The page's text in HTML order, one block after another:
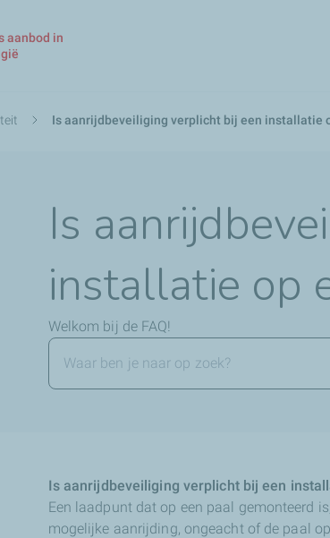
aanbod in
Is aanrijdbeveiliging verplicht bij een installatie
Is
installatie op
Welkom bij de FAQ!
Is aanrijdbeveiliging verplicht bij een
Een laadpunt dat op een paal gemonteerd
mogelijke aanrijding, ongeacht of de paal